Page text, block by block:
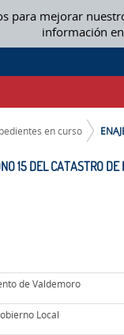
para mejorar
información
15 DEL CATASTRO DE
en curso
15 DEL CATASTRO
de Valdemoro
Local